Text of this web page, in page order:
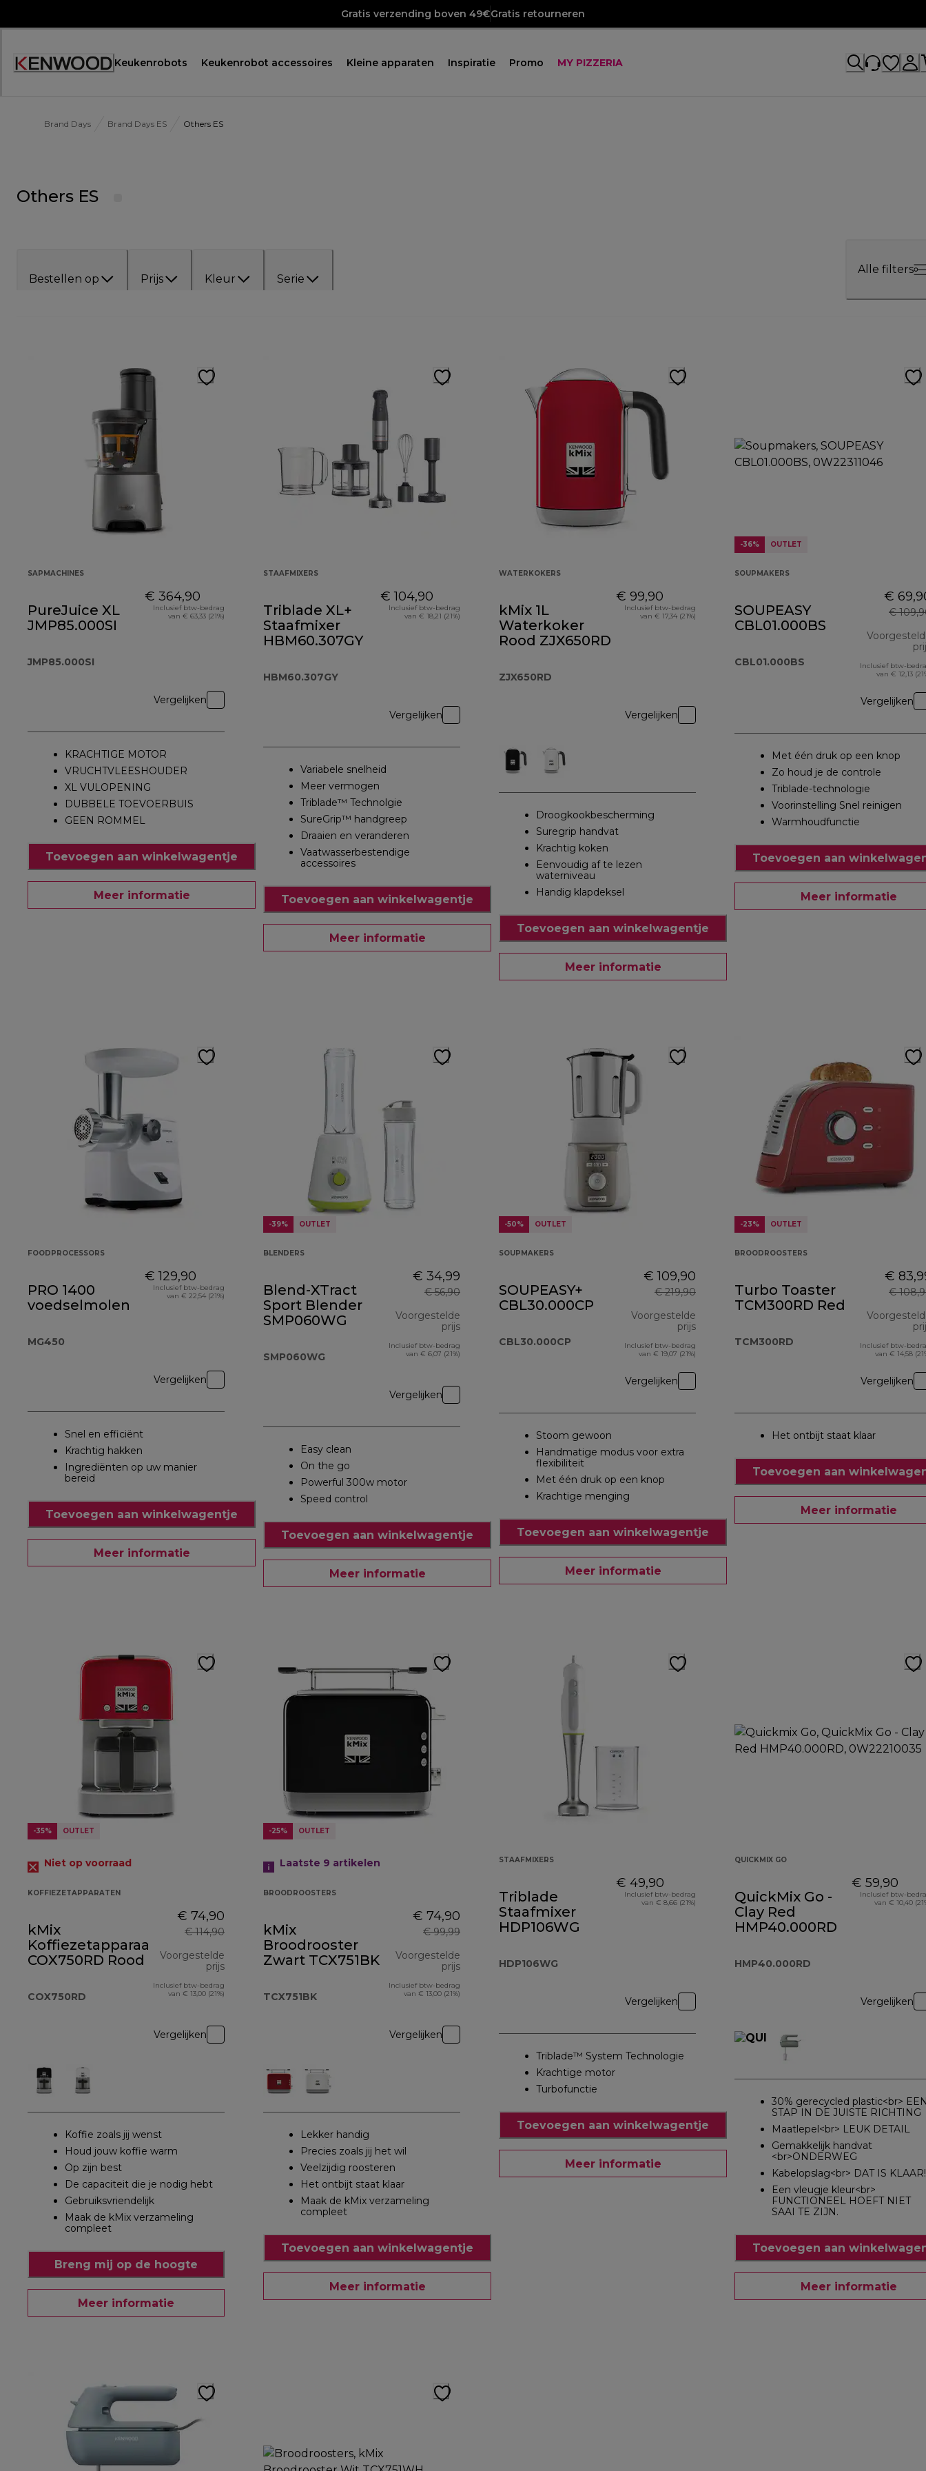
Gratis verzending boven 49€Gratis retourneren
Accessibility
Keukenrobots Keukenrobot accessoires Kleine apparaten Inspiratie Promo MY PIZZERIA
Brand Days Brand Days ES Others ES
Others ES
Bestellen op Prijs Kleur Serie
Alle filters
SAPMACHINES
PureJuice XL
JMP85.000SI
JMP85.000SI
€ 364,90
Inclusief btw-bedrag
van € 63,33 (21%)
Vergelijken
KRACHTIGE MOTOR
VRUCHTVLEESHOUDER
XL VULOPENING
DUBBELE TOEVOERBUIS
GEEN ROMMEL
Toevoegen aan winkelwagentje
Meer informatie
STAAFMIXERS
Triblade XL+
Staafmixer
HBM60.307GY
HBM60.307GY
€ 104,90
Inclusief btw-bedrag
van € 18,21 (21%)
Vergelijken
Variabele snelheid
Meer vermogen
Triblade™ Technolgie
SureGrip™ handgreep
Draaien en veranderen
Vaatwasserbestendige
accessoires
Toevoegen aan winkelwagentje
Meer informatie
WATERKOKERS
kMix 1L
Waterkoker
Rood ZJX650RD
ZJX650RD
€ 99,90
Inclusief btw-bedrag
van € 17,34 (21%)
Vergelijken
Droogkookbescherming
Suregrip handvat
Krachtig koken
Eenvoudig af te lezen
waterniveau
Handig klapdeksel
Toevoegen aan winkelwagentje
Meer informatie
-36% OUTLET
SOUPMAKERS
SOUPEASY
CBL01.000BS
CBL01.000BS
€
€
Inclusief btw-
van € 12,13
Vergelijken
Met één druk op een knop
Zo houd je de controle
Triblade-technologie
Voorinstelling Snel reinigen
Warmhoudfunctie
Toevoegen aan
Meer informatie
FOODPROCESSORS
PRO 1400
voedselmolen
MG450
€ 129,90
Inclusief btw-bedrag
van € 22,54 (21%)
Vergelijken
Snel en efficiënt
Krachtig hakken
Ingrediënten op uw manier
bereid
Toevoegen aan winkelwagentje
Meer informatie
-39% OUTLET
BLENDERS
Blend-XTract
Sport Blender
SMP060WG
SMP060WG
€ 34,99
€ 56,90
Voorgestelde
prijs
originele prijs € 56,90
Inclusief btw-bedrag
van € 6,07 (21%)
Vergelijken
Easy clean
On the go
Powerful 300w motor
Speed control
Toevoegen aan winkelwagentje
Meer informatie
-50% OUTLET
SOUPMAKERS
SOUPEASY+
CBL30.000CP
CBL30.000CP
€ 109,90
€ 219,90
Voorgestelde
prijs
originele prijs € 219,90
Inclusief btw-bedrag
van € 19,07 (21%)
Vergelijken
Stoom gewoon
Handmatige modus voor extra
flexibiliteit
Met één druk op een knop
Krachtige menging
Toevoegen aan winkelwagentje
Meer informatie
-23% OUTLET
BROODROOSTERS
Turbo Toaster
TCM300RD Red
TCM300RD
€
€
Inclusief btw-
van € 14,58
Vergelijken
Het ontbijt staat klaar
Toevoegen aan
Meer informatie
-35% OUTLET
Niet op voorraad
KOFFIEZETAPPARATEN
kMix
Koffiezetapparaat
COX750RD Rood
COX750RD
€ 74,90
€ 114,90
Voorgestelde
prijs
Inclusief btw-bedrag
van € 13,00 (21%)
Vergelijken
Koffie zoals jij wenst
Houd jouw koffie warm
Op zijn best
De capaciteit die je nodig hebt
Gebruiksvriendelijk
Maak de kMix verzameling
compleet
Breng mij op de hoogte
Meer informatie
-25% OUTLET
Laatste 9 artikelen
BROODROOSTERS
kMix
Broodrooster
Zwart TCX751BK
TCX751BK
€ 74,90
€ 99,99
Voorgestelde
prijs
Inclusief btw-bedrag
van € 13,00 (21%)
Vergelijken
Lekker handig
Precies zoals jij het wil
Veelzijdig roosteren
Het ontbijt staat klaar
Maak de kMix verzameling
compleet
Toevoegen aan winkelwagentje
Meer informatie
STAAFMIXERS
Triblade
Staafmixer
HDP106WG
HDP106WG
€ 49,90
Inclusief btw-bedrag
van € 8,66 (21%)
Vergelijken
Triblade™ System Technologie
Krachtige motor
Turbofunctie
Toevoegen aan winkelwagentje
Meer informatie
QUICKMIX GO
QuickMix Go -
Clay Red
HMP40.000RD
HMP40.000RD
€ 59,90
Inclusief btw-
van € 10,40
Vergelijken
30% gerecycled plastic<br>
STAP IN DE JUISTE RICHTING
Maatlepel<br> LEUK DETAIL
Gemakkelijk handvat
<br>ONDERWEG
Kabelopslag<br> DAT IS KLAAR!
Een vleugje kleur<br>
FUNCTIONEEL HOEFT NIET
SAAI TE ZIJN.
Toevoegen aan
Meer informatie